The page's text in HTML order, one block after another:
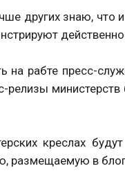
других знаю, что
на рабте пресс-
министерств
креслах
размещаемую в